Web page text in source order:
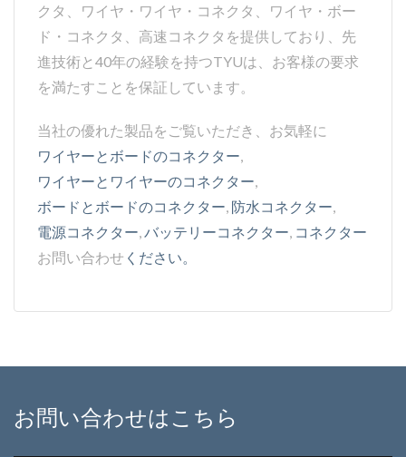
クタ、ワイヤ・ワイヤ・コネクタ、ワイヤ・ボー
ド・コネクタ、高速コネクタを提供しており、先
進技術と40年の経験を持つTYUは、お客様の要求
を満たすことを保証しています。
当社の優れた製品をご覧いただき、お気軽に
ワイヤーとボードのコネクター
ワイヤーとワイヤーのコネクター
ボードとボードのコネクター 防水コネクター
電源コネクター バッテリーコネクター コネクター
お問い合わせ ください。
お問い合わせはこちら